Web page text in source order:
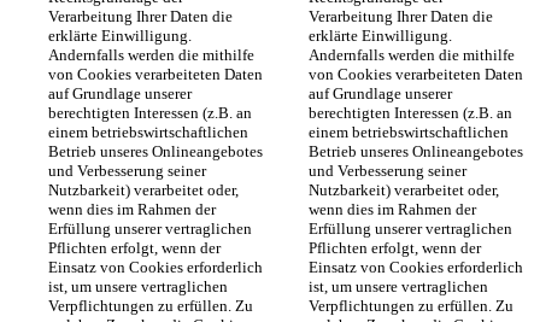
Verarbeitung Ihrer Daten die
erklärte Einwilligung.
Andernfalls werden die mithilfe
von Cookies verarbeiteten Daten
auf Grundlage unserer
berechtigten Interessen (z.B. an
einem betriebswirtschaftlichen
Betrieb unseres Onlineangebotes
und Verbesserung seiner
Nutzbarkeit) verarbeitet oder,
wenn dies im Rahmen der
Erfüllung unserer vertraglichen
Pflichten erfolgt, wenn der
Einsatz von Cookies erforderlich
ist, um unsere vertraglichen
Verpflichtungen zu erfüllen. Zu
Verarbeitung Ihrer Daten die
erklärte Einwilligung.
Andernfalls werden die mithilfe
von Cookies verarbeiteten Daten
auf Grundlage unserer
berechtigten Interessen (z.B. an
einem betriebswirtschaftlichen
Betrieb unseres Onlineangebotes
und Verbesserung seiner
Nutzbarkeit) verarbeitet oder,
wenn dies im Rahmen der
Erfüllung unserer vertraglichen
Pflichten erfolgt, wenn der
Einsatz von Cookies erforderlich
ist, um unsere vertraglichen
Verpflichtungen zu erfüllen. Zu